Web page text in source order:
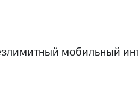
мобильный